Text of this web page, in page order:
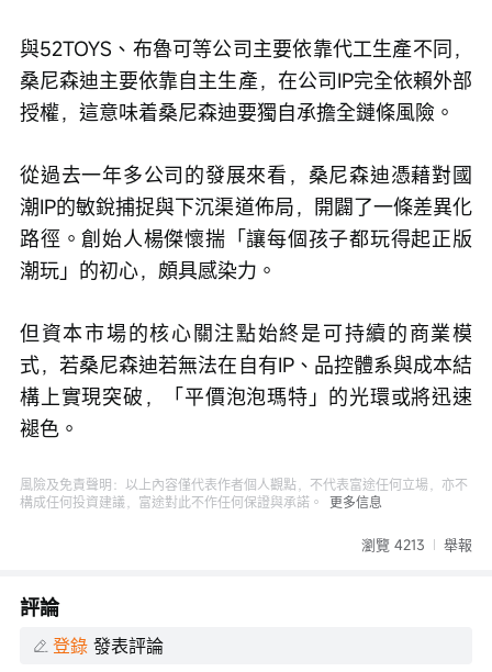
與52TOYS、布魯可等公司主要依靠代工生產不同，
桑尼森迪主要依靠自主生產，在公司IP完全依賴外部
授權，這意味着桑尼森迪要獨自承擔全鏈條風險。
從過去一年多公司的發展來看，桑尼森迪憑藉對國
潮IP的敏銳捕捉與下沉渠道佈局，開闢了一條差異化
路徑。創始人楊傑懷揣「讓每個孩子都玩得起正版
潮玩」的初心，頗具感染力。
但資本市場的核心關注點始終是可持續的商業模
式，若桑尼森迪若無法在自有IP、品控體系與成本結
構上實現突破，「平價泡泡瑪特」的光環或將迅速
褪色。
風險及免責聲明：以上內容僅代表作者個人觀點，不代表富途任何立場，亦不
構成任何投資建議，富途對此不作任何保證與承諾。
更多信息
瀏覽 4213 舉報
評論
登錄 發表評論